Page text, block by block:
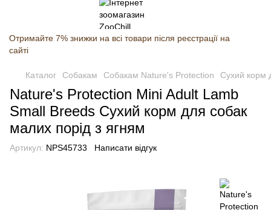
Отримайте 7% знижки на всі товари після реєстрації на
сайті
Каталог Собакам Собакам Nature's Protection Сухий корм
Nature's Protection Mini Adult Lamb
Small Breeds Сухий корм для собак
малих порід з ягням
Артикул: NPS45733 Написати відгук